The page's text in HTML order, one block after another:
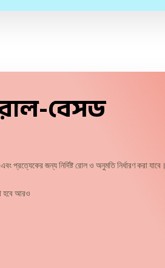
বেসড
প্রত্যেকের জন্য নির্দিষ্ট রোল ও অনুমতি নির্ধারণ করা যাবে।
হবে আরও